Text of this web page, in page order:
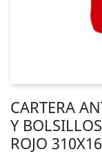
CARTERA
Y
ROJO